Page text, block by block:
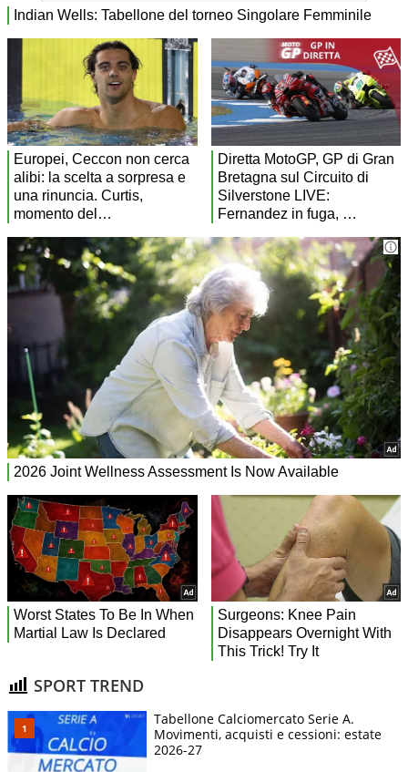
SPORT TREND
Tabellone Calciomercato Serie A.
Movimenti, acquisti e cessioni: estate
2026-27